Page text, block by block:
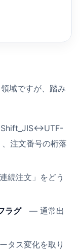
域ですが、踏み
注文番号の桁落
続注文」をどう
ラグ― 通常出
タス変化を取り